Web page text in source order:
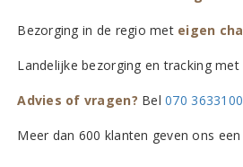
Bezorging in de regio met eigen
Landelijke bezorging en tracking
Advies of vragen? Bel070 3633100
Meer dan 600 klanten geven ons een